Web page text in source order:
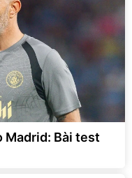
Madrid: Bài test